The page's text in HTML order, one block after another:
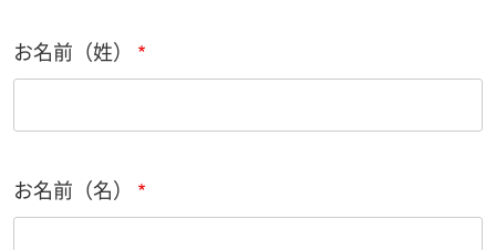
お名前（姓）
お名前（名）